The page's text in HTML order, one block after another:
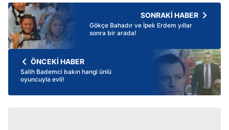
SONRAKİ HABER
Gökçe Bahadır ve İpek Erdem yıllar
sonra bir arada!
ÖNCEKİ HABER
Salih Bademci bakın hangi ünlü
oyuncuyla evli!